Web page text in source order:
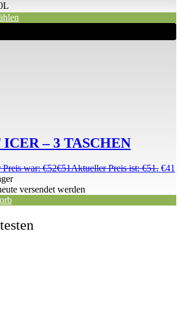
ICER – 3 TASCHEN
war: €52€51Aktueller Preis ist: €51. €41
versendet werden